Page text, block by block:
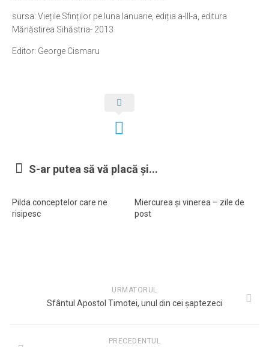
sursa: Viețile Sfinților pe luna Ianuarie, ediția a-III-a, editura
Mănăstirea Sihăstria- 2013
Editor: George Cismaru
S-ar putea să vă placă și...
Pilda conceptelor care ne
risipesc
Miercurea şi vinerea – zile de
post
URMATORUL
Sfântul Apostol Timotei, unul din cei șaptezeci
PRECEDENTUL